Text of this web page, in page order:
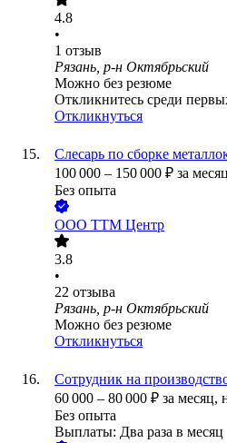
4.8
•
1 отзыв
Рязань, р-н Октябрьский
Можно без резюме
Откликнитесь среди
Откликнуться
Слесарь по сборке
100 000 – 150 000 ₽ за
Без опыта
ООО ТТМ Центр
3.8
•
22 отзыва
Рязань, р-н Октябрьский
Можно без резюме
Откликнуться
Сотрудник на
60 000 – 80 000 ₽ за месяц,
Без опыта
Выплаты: Два раза в месяц